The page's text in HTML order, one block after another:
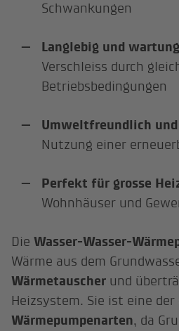
Schwankungen
Langlebig und
Verschleiss durch
Betriebsbedingungen
Umweltfreundlich
Nutzung einer
Perfekt für grosse
Wohnhäuser und
DieWasser-Wasser-
Wärme aus dem
Wärmetauscher und
Heizsystem. Sie ist eine der
Wärmepumpenarten, da